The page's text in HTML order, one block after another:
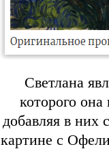
Светлана
которого она
добавляя в них
картине с